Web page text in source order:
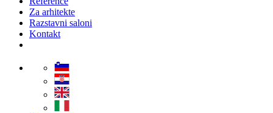
Za arhitekte
Razstavni saloni
Kontakt